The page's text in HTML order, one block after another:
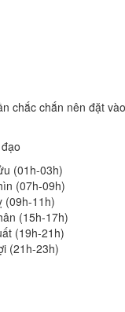
chắc chắn nên đặt
(01h-03h)
(07h-09h)
(09h-11h)
(15h-17h)
(19h-21h)
(21h-23h)